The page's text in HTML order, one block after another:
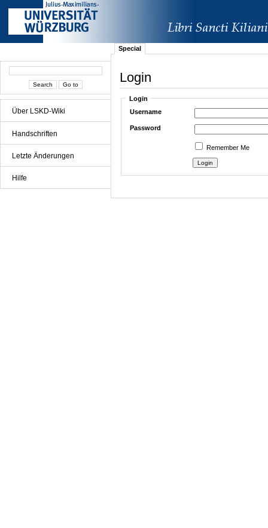
Über LSKD-Wiki
Handschriften
Letzte Änderungen
Hilfe
Special
Login
Login
Username
Password
Remember Me